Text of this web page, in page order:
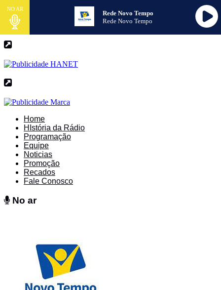
NO AR
Rede Novo Tempo
Rede Novo Tempo
Home
HIstória da Rádio
Programação
Equipe
Noticias
Promoção
Recados
Fale Conosco
No ar